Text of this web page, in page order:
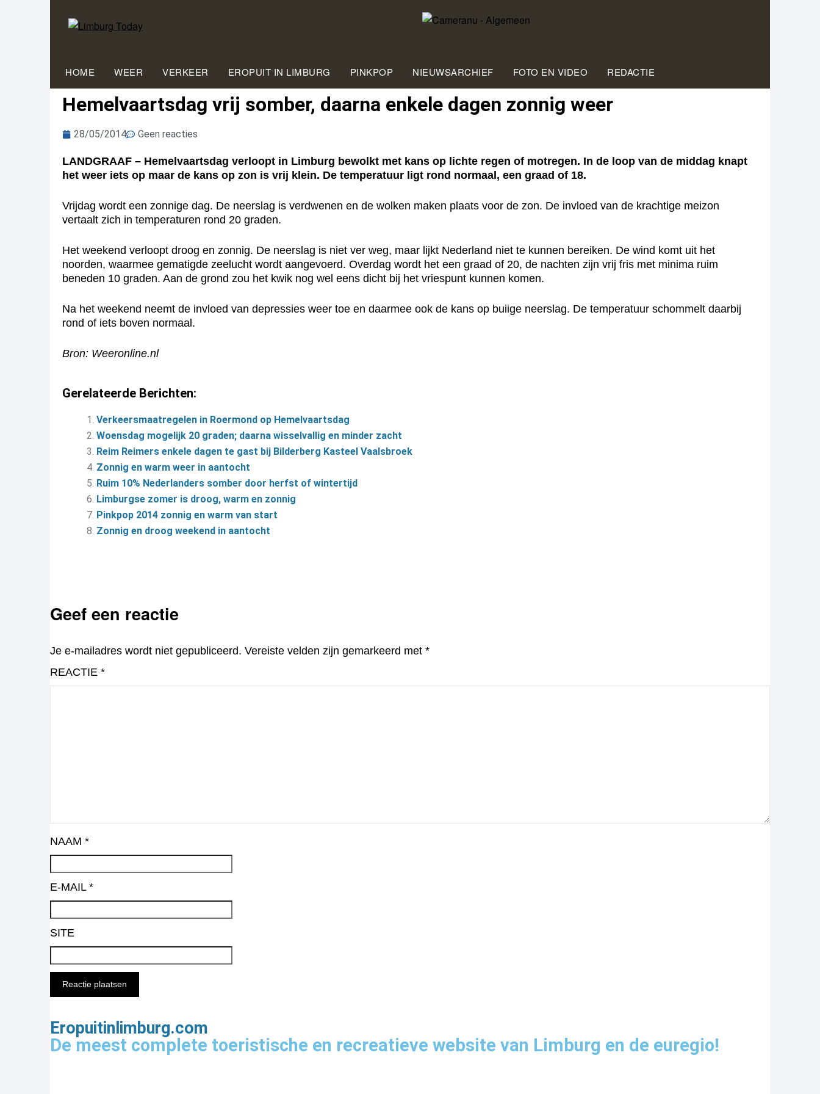
HOME WEER VERKEER EROPUIT IN LIMBURG PINKPOP NIEUWSARCHIEF FOTO EN VIDEO REDACTIE
Hemelvaartsdag vrij somber, daarna enkele dagen zonnig weer
28/05/2014 Geen reacties
LANDGRAAF – Hemelvaartsdag verloopt in Limburg bewolkt met kans op lichte regen of motregen. In de loop van de middag knapt
het weer iets op maar de kans op zon is vrij klein. De temperatuur ligt rond normaal, een graad of 18.
Vrijdag wordt een zonnige dag. De neerslag is verdwenen en de wolken maken plaats voor de zon. De invloed van de krachtige meizon
vertaalt zich in temperaturen rond 20 graden.
Het weekend verloopt droog en zonnig. De neerslag is niet ver weg, maar lijkt Nederland niet te kunnen bereiken. De wind komt uit het
noorden, waarmee gematigde zeelucht wordt aangevoerd. Overdag wordt het een graad of 20, de nachten zijn vrij fris met minima ruim
beneden 10 graden. Aan de grond zou het kwik nog wel eens dicht bij het vriespunt kunnen komen.
Na het weekend neemt de invloed van depressies weer toe en daarmee ook de kans op buiige neerslag. De temperatuur schommelt daarbij
rond of iets boven normaal.
Bron: Weeronline.nl
Gerelateerde Berichten:
Verkeersmaatregelen in Roermond op Hemelvaartsdag
Woensdag mogelijk 20 graden; daarna wisselvallig en minder zacht
Reim Reimers enkele dagen te gast bij Bilderberg Kasteel Vaalsbroek
Zonnig en warm weer in aantocht
Ruim 10% Nederlanders somber door herfst of wintertijd
Limburgse zomer is droog, warm en zonnig
Pinkpop 2014 zonnig en warm van start
Zonnig en droog weekend in aantocht
Geef een reactie
Je e-mailadres wordt niet gepubliceerd. Vereiste velden zijn gemarkeerd met *
REACTIE *
NAAM *
E-MAIL *
SITE
Eropuitinlimburg.com
De meest complete toeristische en recreatieve website van Limburg en de euregio!